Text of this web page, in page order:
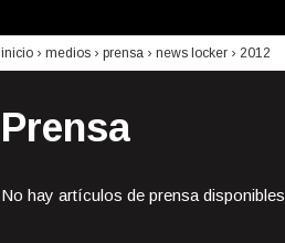
inicio › medios › prensa › news locker › 2012
Prensa
No hay artículos de prensa disponibles